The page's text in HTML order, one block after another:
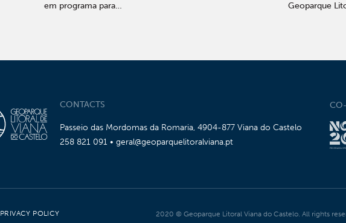
em programa para
Geoparque
CONTACTS
Passeio das Mordomas da Romaria, 4904-877 Viana do Castelo
258 821 091 • geral@geoparquelitoralviana.pt
PRIVACY POLICY 2020 © Geoparque Litoral Viana do Castelo. All rights